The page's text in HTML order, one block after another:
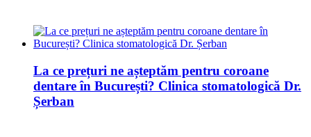
La ce prețuri ne așteptăm pentru coroane
dentare în București? Clinica stomatologică Dr.
Șerban